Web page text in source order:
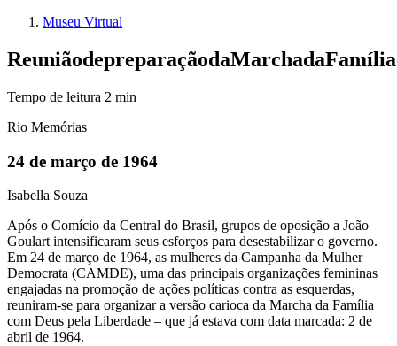
Museu Virtual
ReuniãodepreparaçãodaMarchadaFamília
Tempo de leitura 2 min
Rio Memórias
24 de março de 1964
Isabella Souza
Após o Comício da Central do Brasil, grupos de oposição a João
Goulart intensificaram seus esforços para desestabilizar o governo.
Em 24 de março de 1964, as mulheres da Campanha da Mulher
Democrata (CAMDE), uma das principais organizações femininas
engajadas na promoção de ações políticas contra as esquerdas,
reuniram-se para organizar a versão carioca da Marcha da Família
com Deus pela Liberdade – que já estava com data marcada: 2 de
abril de 1964.